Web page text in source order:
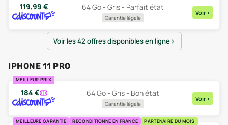
119,99 € 64 Go - Gris - Parfait état
Garantie légale
Voir >
Voir les 42 offres disponibles en ligne
IPHONE 11 PRO
MEILLEUR PRIX
184 € 64 Go - Gris - Bon état
Garantie légale
Voir >
MEILLEURE GARANTIE RECONDITIONNÉ EN FRANCE PARTENAIRE DU MOIS